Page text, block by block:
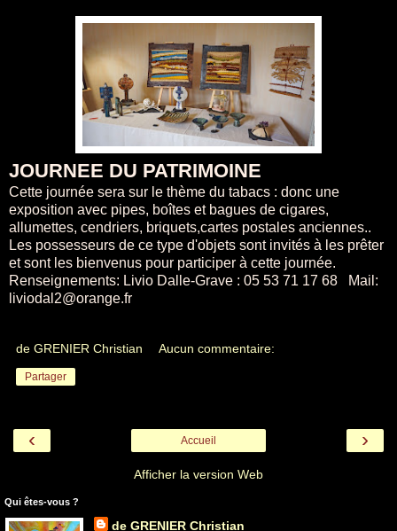
JOURNEE DU PATRIMOINE
Cette journée sera sur le thème du tabacs : donc une
exposition avec pipes, boîtes et bagues de cigares,
allumettes, cendriers, briquets,cartes postales anciennes..
Les possesseurs de ce type d'objets sont invités à les prêter
et sont les bienvenus pour participer à cette journée.
Renseignements: Livio Dalle-Grave : 05 53 71 17 68 Mail:
liviodal2@orange.fr
de GRENIER Christian Aucun commentaire:
Partager
‹ ›
Accueil
Afficher la version Web
Qui êtes-vous ?
de GRENIER Christian